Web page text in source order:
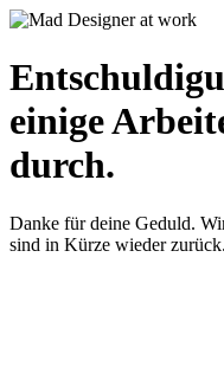
einige
durch.
Danke für deine Geduld.
sind in Kürze wieder zurück.